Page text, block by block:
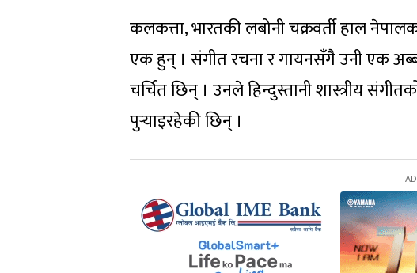
कलकत्ता, भारतकी लबोनी चक्रवर्ती हाल
एक हुन् । संगीत रचना र गायनसँगै उनी एक
चर्चित छिन् । उनले हिन्दुस्तानी शास्त्रीय
पुर्‍याइरहेकी छिन् ।